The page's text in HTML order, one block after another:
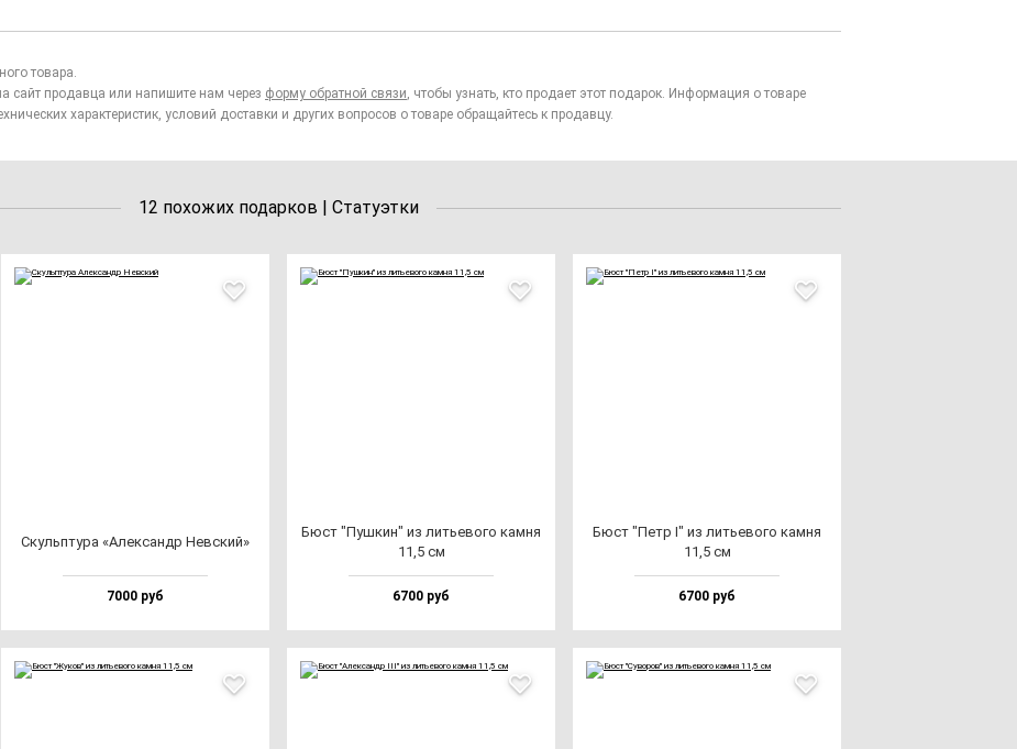
товара.
сайт продавца или напишите нам через форму обратной связи, чтобы узнать, кто продает этот подарок. Информация о товаре
характеристик, условий доставки и других вопросов о товаре обращайтесь к продавцу.
12 похожих подарков | Статуэтки
Скуль­пту­ра «Алек­сандр Нев­ский»
7000 руб
Бюст "Пуш­кин" из лить­ево­го кам­ня
11,5 см
6700 руб
Бюст "Петр I" из лить­ево­го кам­ня
11,5 см
6700 руб